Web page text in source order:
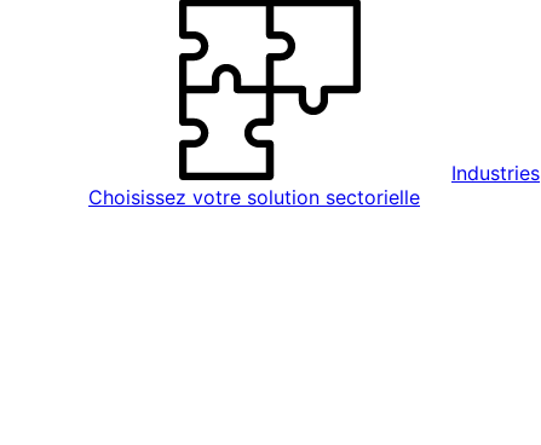
Industries
Choisissez votre solution sectorielle